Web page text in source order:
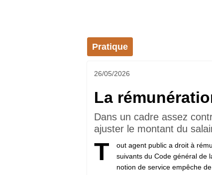
Pratique
26/05/2026
La
Dans un cadre assez
ajuster le montant du
T
out agent public a droit à
suivants du Code général de
notion de service empêche